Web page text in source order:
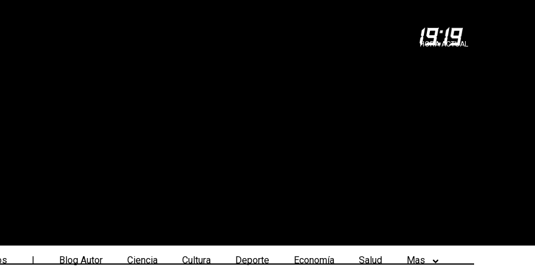
19:19
HORA ACTUAL
| Blog Autor Ciencia Cultura Deporte Economía Salud Mas